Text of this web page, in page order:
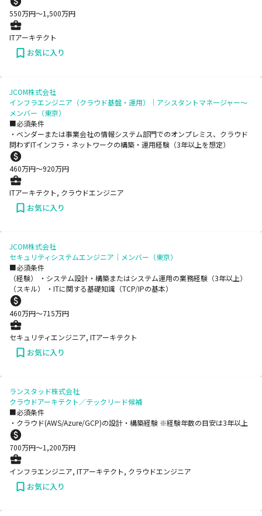
550万円〜1,500万円
ITアーキテクト
お気に入り
JCOM株式会社
インフラエンジニア（クラウド基盤・運用）｜アシスタントマネージャー～
メンバー（東京）
■必須条件
・ベンダーまたは事業会社の情報システム部門でのオンプレミス、クラウド
問わずITインフラ・ネットワークの構築・運用経験（3年以上を想定）
460万円〜920万円
ITアーキテクト, クラウドエンジニア
お気に入り
JCOM株式会社
セキュリティシステムエンジニア｜メンバー（東京）
■必須条件
（経験） ・システム設計・構築またはシステム運用の業務経験（3年以上）
（スキル） ・ITに関する基礎知識（TCP/IPの基本）
460万円〜715万円
セキュリティエンジニア, ITアーキテクト
お気に入り
ランスタッド株式会社
クラウドアーキテクト／テックリード候補
■必須条件
・クラウド(AWS/Azure/GCP)の設計・構築経験 ※経験年数の目安は3年以上
700万円〜1,200万円
インフラエンジニア, ITアーキテクト, クラウドエンジニア
お気に入り